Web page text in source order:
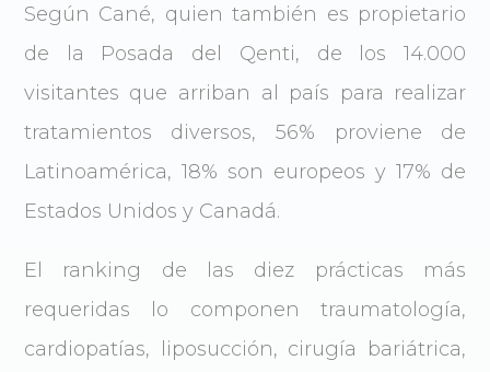
Según Cané, quien también es propietario
de la Posada del Qenti, de los 14.000
visitantes que arriban al país para realizar
tratamientos diversos, 56% proviene de
Latinoamérica, 18% son europeos y 17% de
Estados Unidos y Canadá.
El ranking de las diez prácticas más
requeridas lo componen traumatología,
cardiopatías, liposucción, cirugía bariátrica,